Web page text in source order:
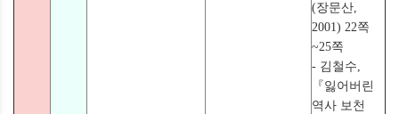
(장문산,
2001) 22쪽
~25쪽
- 김철수,
『잃어버린
역사 보천